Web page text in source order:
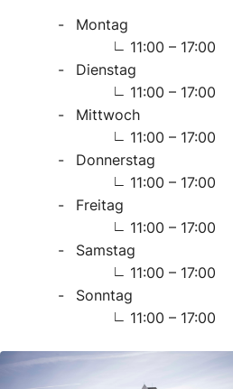
Montag
11:00 – 17:00
Dienstag
11:00 – 17:00
Mittwoch
11:00 – 17:00
Donnerstag
11:00 – 17:00
Freitag
11:00 – 17:00
Samstag
11:00 – 17:00
Sonntag
11:00 – 17:00